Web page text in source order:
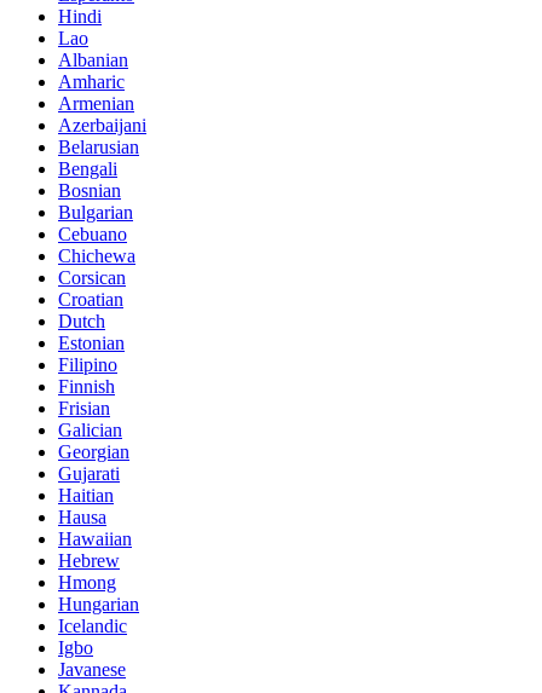
Hindi
Lao
Albanian
Amharic
Armenian
Azerbaijani
Belarusian
Bengali
Bosnian
Bulgarian
Cebuano
Chichewa
Corsican
Croatian
Dutch
Estonian
Filipino
Finnish
Frisian
Galician
Georgian
Gujarati
Haitian
Hausa
Hawaiian
Hebrew
Hmong
Hungarian
Icelandic
Igbo
Javanese